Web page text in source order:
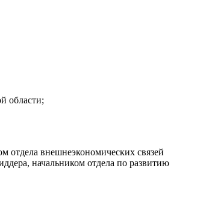
области;
отдела внешнеэкономических связей
начальником отдела по развитию